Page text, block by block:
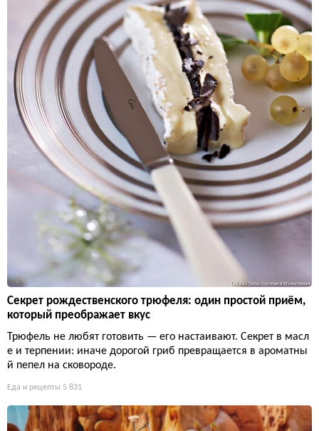
Секрет рождественского трюфеля: один простой приём,
который преображает вкус
Трюфель не любят готовить — его настаивают. Секрет в масл
е и терпении: иначе дорогой гриб превращается в ароматны
й пепел на сковороде.
Еда и рецепты 5 831